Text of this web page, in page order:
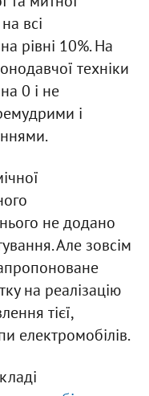
всі
рівні 10%. На
техніки
0 і не
і
не додано
Але зовсім
на реалізацію
тієї,
електромобілів.